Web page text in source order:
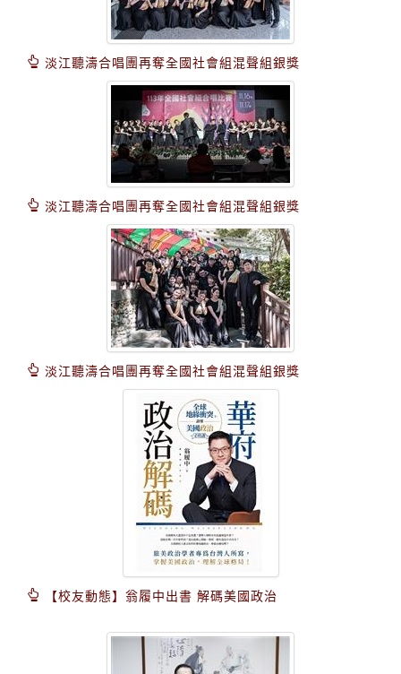
淡江聽濤合唱團再奪全國社會組混聲組銀獎
淡江聽濤合唱團再奪全國社會組混聲組銀獎
淡江聽濤合唱團再奪全國社會組混聲組銀獎
【校友動態】翁履中出書 解碼美國政治